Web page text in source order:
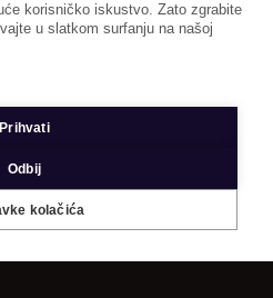
Sva prava pridržana
korisničko iskustvo. Zato zgrabite
u slatkom surfanju na našoj
Prihvati
Odbij
kolačića